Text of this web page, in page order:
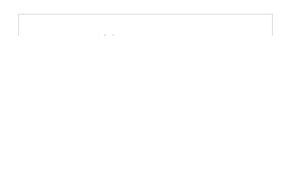
コメントを追加…